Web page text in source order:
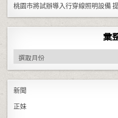
桃園市將試辦導入行穿線照明設備
彙
彙整
新聞
正妹